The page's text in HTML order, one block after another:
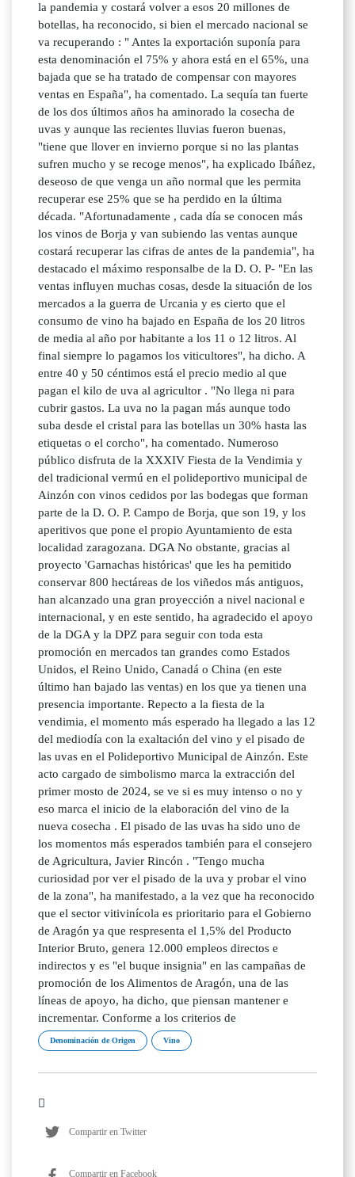
la pandemia y costará volver a esos 20 millones de
botellas, ha reconocido, si bien el mercado nacional se
va recuperando : " Antes la exportación suponía para
esta denominación el 75% y ahora está en el 65%, una
bajada que se ha tratado de compensar con mayores
ventas en España", ha comentado. La sequía tan fuerte
de los dos últimos años ha aminorado la cosecha de
uvas y aunque las recientes lluvias fueron buenas,
"tiene que llover en invierno porque si no las plantas
sufren mucho y se recoge menos", ha explicado Ibáñez,
deseoso de que venga un año normal que les permita
recuperar ese 25% que se ha perdido en la última
década. "Afortunadamente , cada día se conocen más
los vinos de Borja y van subiendo las ventas aunque
costará recuperar las cifras de antes de la pandemia", ha
destacado el máximo responsalbe de la D. O. P- "En las
ventas influyen muchas cosas, desde la situación de los
mercados a la guerra de Urcania y es cierto que el
consumo de vino ha bajado en España de los 20 litros
de media al año por habitante a los 11 o 12 litros. Al
final siempre lo pagamos los viticultores", ha dicho. A
entre 40 y 50 céntimos está el precio medio al que
pagan el kilo de uva al agricultor . "No llega ni para
cubrir gastos. La uva no la pagan más aunque todo
suba desde el cristal para las botellas un 30% hasta las
etiquetas o el corcho", ha comentado. Numeroso
público disfruta de la XXXIV Fiesta de la Vendimia y
del tradicional vermú en el polideportivo municipal de
Ainzón con vinos cedidos por las bodegas que forman
parte de la D. O. P. Campo de Borja, que son 19, y los
aperitivos que pone el propio Ayuntamiento de esta
localidad zaragozana. DGA No obstante, gracias al
proyecto 'Garnachas históricas' que les ha pemitido
conservar 800 hectáreas de los viñedos más antiguos,
han alcanzado una gran proyección a nivel nacional e
internacional, y en este sentido, ha agradecido el apoyo
de la DGA y la DPZ para seguir con toda esta
promoción en mercados tan grandes como Estados
Unidos, el Reino Unido, Canadá o China (en este
último han bajado las ventas) en los que ya tienen una
presencia importante. Repecto a la fiesta de la
vendimia, el momento más esperado ha llegado a las 12
del mediodía con la exaltación del vino y el pisado de
las uvas en el Polideportivo Municipal de Ainzón. Este
acto cargado de simbolismo marca la extracción del
primer mosto de 2024, se ve si es muy intenso o no y
eso marca el inicio de la elaboración del vino de la
nueva cosecha . El pisado de las uvas ha sido uno de
los momentos más esperados también para el consejero
de Agricultura, Javier Rincón . "Tengo mucha
curiosidad por ver el pisado de la uva y probar el vino
de la zona", ha manifestado, a la vez que ha reconocido
que el sector vitivinícola es prioritario para el Gobierno
de Aragón ya que respresenta el 1,5% del Producto
Interior Bruto, genera 12.000 empleos directos e
indirectos y es "el buque insignia" en las campañas de
promoción de los Alimentos de Aragón, una de las
líneas de apoyo, ha dicho, que piensan mantener e
incrementar. Conforme a los criterios de
Denominación de Origen Vino
Compartir en Twitter
Compartir en Facebook